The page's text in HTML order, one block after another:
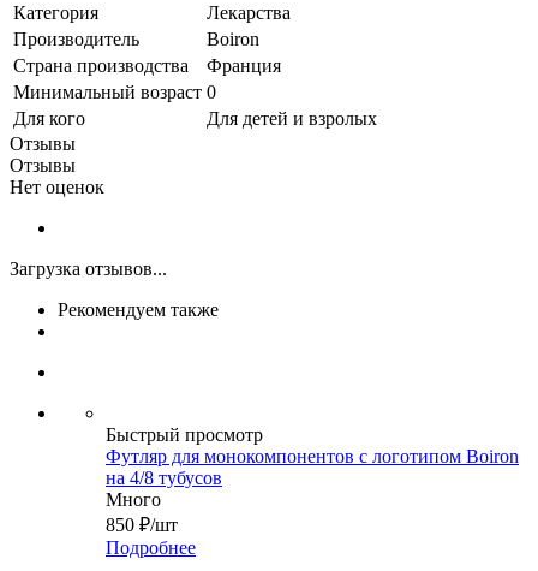
Категория
Лекарства
Производитель
Boiron
Страна производства
Франция
Минимальный возраст 0
Для кого
Для детей и взролых
Отзывы
Отзывы
Нет оценок
Загрузка отзывов...
Рекомендуем также
Быстрый просмотр
Футляр для монокомпонентов с логотипом Boiron
на 4/8 тубусов
Много
850 ₽/шт
Подробнее